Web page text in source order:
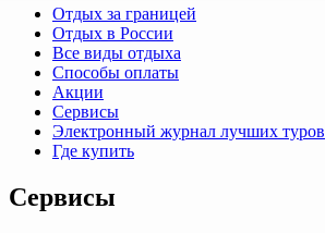
Отдых за границей
Отдых в России
Все виды отдыха
Способы оплаты
Акции
Сервисы
Электронный журнал лучших туров
Где купить
Сервисы